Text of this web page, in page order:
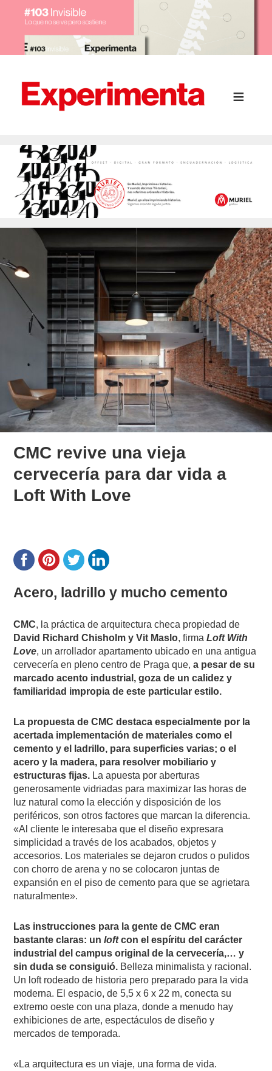
CMC revive una vieja
cervecería para dar vida a
Loft With Love
Acero, ladrillo y mucho cemento
CMC, la práctica de arquitectura checa propiedad de
David Richard Chisholm y Vit Maslo, firma Loft With
Love, un arrollador apartamento ubicado en una antigua
cervecería en pleno centro de Praga que,a pesar de su
marcado acento industrial, goza de un calidez y
familiaridad impropia de este particular estilo.
La propuesta de CMC destaca especialmente por la
acertada implementación de materiales como el
cemento y el ladrillo, para superficies varias; o el
acero y la madera, para resolver mobiliario y
estructuras fijas. La apuesta por aberturas
generosamente vidriadas para maximizar las horas de
luz natural como la elección y disposición de los
periféricos, son otros factores que marcan la diferencia.
«Al cliente le interesaba que el diseño expresara
simplicidad a través de los acabados, objetos y
accesorios. Los materiales se dejaron crudos o pulidos
con chorro de arena y no se colocaron juntas de
expansión en el piso de cemento para que se agrietara
naturalmente».
Las instrucciones para la gente de CMC eran
bastante claras: unloftcon el espíritu del carácter
industrial del campus original de la cervecería,… y
sin duda se consiguió. Belleza minimalista y racional.
Un loft rodeado de historia pero preparado para la vida
moderna. El espacio, de 5,5 x 6 x 22 m, conecta su
extremo oeste con una plaza, donde a menudo hay
exhibiciones de arte, espectáculos de diseño y
mercados de temporada.
«La arquitectura es un viaje, una forma de vida.